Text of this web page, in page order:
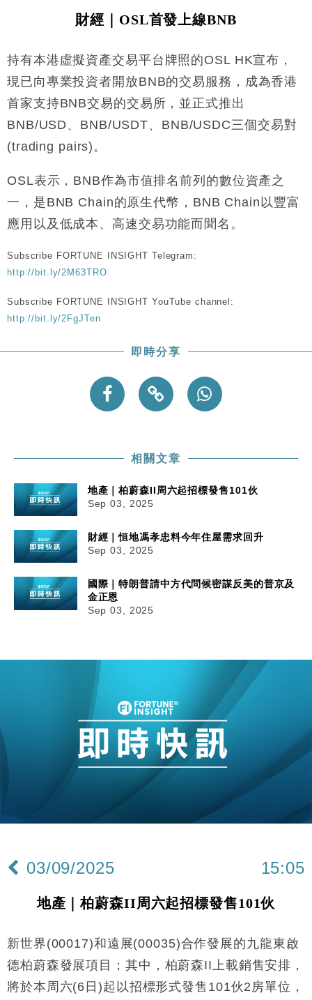
國際｜特朗普料美伊戰事快結束 承認部分彈藥庫存緊
15:59
財經｜SA售股自救後再出手 斥4億美元押注未上市公
司
18:31
財經｜華僑銀行上半年淨利創新高 中期息增15%至
47仙
17:33
財經｜滙豐上調香港今年GDP預測至4.5% 看好貿易
及消費表現
損失近6900萬元
16:05
財經｜日經失守6.5萬點後回穩 全周仍升近2%
粦接任
15:11
財經｜韓股反覆波動收跌 連挫7周創逾3年最長跌勢
13:44
財經｜內地7月美元計價出口增近24%勝預期 貿易順
差達1125億美元
日圓干預創新高
國際｜特朗普料美伊戰事快結束 承認部分彈藥庫存緊
財經｜SA售股自救後再出手 斥4億美元押注未上市公
財經｜OSL首發上線BNB
持有本港虛擬資產交易平台牌照的OSL HK宣布，
現已向專業投資者開放BNB的交易服務，成為香港
首家支持BNB交易的交易所，並正式推出
BNB/USD、BNB/USDT、BNB/USDC三個交易對
(trading pairs)。
OSL表示，BNB作為市值排名前列的數位資產之
一，是BNB Chain的原生代幣，BNB Chain以豐富
應用以及低成本、高速交易功能而聞名。
Subscribe FORTUNE INSIGHT Telegram:
http://bit.ly/2M63TRO
Subscribe FORTUNE INSIGHT YouTube channel:
http://bit.ly/2FgJTen
即時分享
相關文章
地產｜柏蔚森II周六起招標發售101伙
Sep 03, 2025
財經｜恒地馮孝忠料今年住屋需求回升
Sep 03, 2025
國際｜特朗普請中方代問候密謀反美的普京及
金正恩
Sep 03, 2025
03/09/2025 15:05
地產｜柏蔚森II周六起招標發售101伙
新世界(00017)和遠展(00035)合作發展的九龍東啟
德柏蔚森發展項目；其中，柏蔚森II上載銷售安排，
將於本周六(6日)起以招標形式發售101伙2房單位，